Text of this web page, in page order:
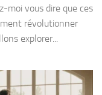
moi vous dire que ces
révolutionner
explorer...